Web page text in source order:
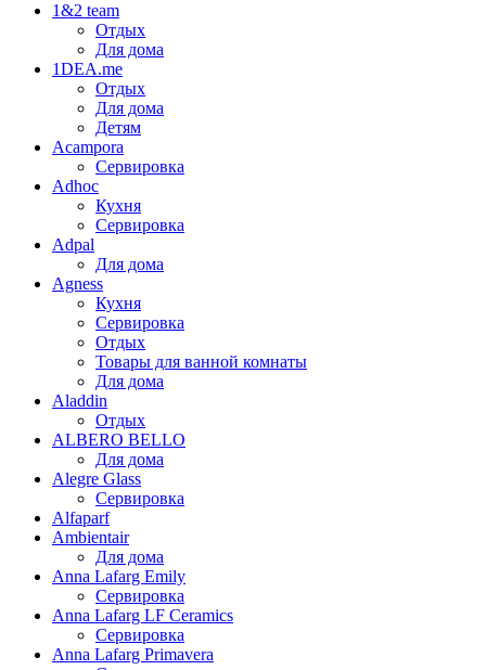
1&2 team
Отдых
Для дома
1DEA.me
Отдых
Для дома
Детям
Acampora
Сервировка
Adhoc
Кухня
Сервировка
Adpal
Для дома
Agness
Кухня
Сервировка
Отдых
Товары для ванной комнаты
Для дома
Aladdin
Отдых
ALBERO BELLO
Для дома
Alegre Glass
Сервировка
Alfaparf
Ambientair
Для дома
Anna Lafarg Emily
Сервировка
Anna Lafarg LF Ceramics
Сервировка
Anna Lafarg Primavera